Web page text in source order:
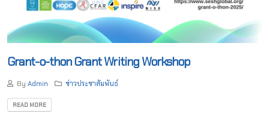
Grant-o-thon Grant Writing Workshop
By Admin ข่าวประชาสัมพันธ์
READ MORE